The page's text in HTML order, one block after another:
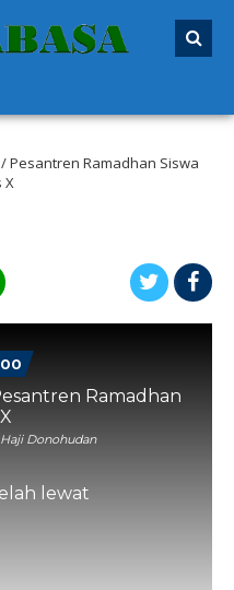
/Pesantren Ramadhan Siswa
X
Ramadhan
Donohudan
lewat